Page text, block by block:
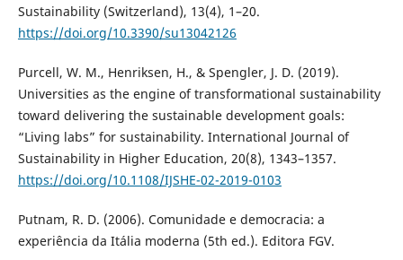
Sustainability (Switzerland), 13(4), 1–20.
https://doi.org/10.3390/su13042126
Purcell, W. M., Henriksen, H., & Spengler, J. D. (2019).
Universities as the engine of transformational sustainability
toward delivering the sustainable development goals:
“Living labs” for sustainability. International Journal of
Sustainability in Higher Education, 20(8), 1343–1357.
https://doi.org/10.1108/IJSHE-02-2019-0103
Putnam, R. D. (2006). Comunidade e democracia: a
experiência da Itália moderna (5th ed.). Editora FGV.